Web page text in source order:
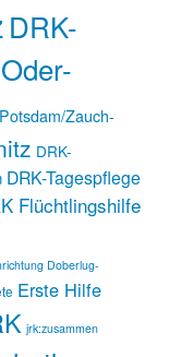
DRK-
Zauch-
DRK-
DRK-Tagespflege
Flüchtlingshilfe
Doberlug-
Erste Hilfe
jrk:zusammen